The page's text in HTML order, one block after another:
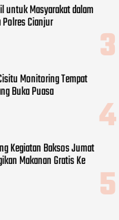
untuk Masyarakat dalam
Polres Cianjur
Monitoring Tempat
Buka Puasa
Kegiatan Baksos Jumat
Makanan Gratis Ke